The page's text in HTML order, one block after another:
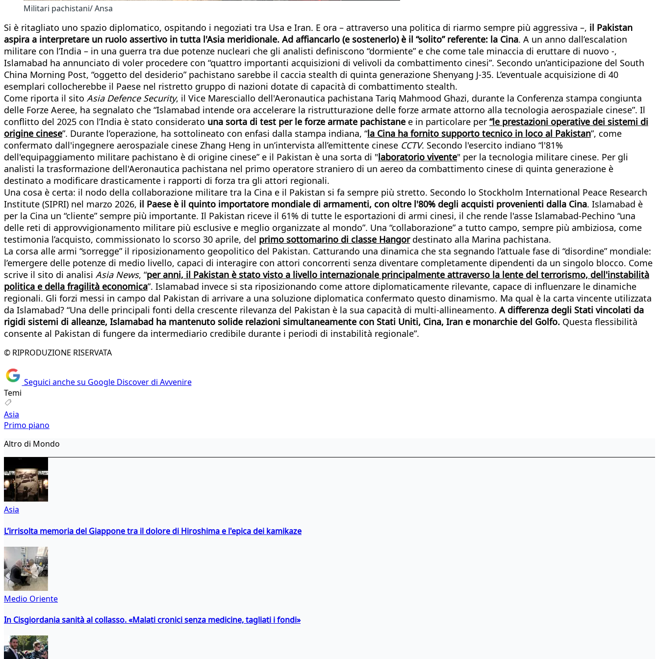
Militari pachistani/ Ansa
Si è ritagliato uno spazio diplomatico, ospitando i negoziati tra Usa e Iran. E ora – attraverso una politica di riarmo sempre più aggressiva –, il Pakistan
aspira a interpretare un ruolo assertivo in tutta l'Asia meridionale. Ad affiancarlo (e sostenerlo) è il “solito” referente: la Cina. A un anno dall’escalation
militare con l’India – in una guerra tra due potenze nucleari che gli analisti definiscono “dormiente” e che come tale minaccia di eruttare di nuovo -,
Islamabad ha annunciato di voler procedere con “quattro importanti acquisizioni di velivoli da combattimento cinesi”. Secondo un’anticipazione del South
China Morning Post, “oggetto del desiderio” pachistano sarebbe il caccia stealth di quinta generazione Shenyang J-35. L’eventuale acquisizione di 40
esemplari collocherebbe il Paese nel ristretto gruppo di nazioni dotate di capacità di combattimento stealth.
Come riporta il sito Asia Defence Security, il Vice Maresciallo dell'Aeronautica pachistana Tariq Mahmood Ghazi, durante la Conferenza stampa congiunta
delle Forze Aeree, ha segnalato che “Islamabad intende ora accelerare la ristrutturazione delle forze armate attorno alla tecnologia aerospaziale cinese”. Il
conflitto del 2025 con l’India è stato considerato una sorta di test per le forze armate pachistane e in particolare per “le prestazioni operative dei sistemi di
origine cinese”. Durante l’operazione, ha sottolineato con enfasi dalla stampa indiana, “la Cina ha fornito supporto tecnico in loco al Pakistan”, come
confermato dall'ingegnere aerospaziale cinese Zhang Heng in un’intervista all’emittente cinese CCTV. Secondo l'esercito indiano “l'81%
dell'equipaggiamento militare pachistano è di origine cinese” e il Pakistan è una sorta di "laboratorio vivente" per la tecnologia militare cinese. Per gli
analisti la trasformazione dell'Aeronautica pachistana nel primo operatore straniero di un aereo da combattimento cinese di quinta generazione è
destinato a modificare drasticamente i rapporti di forza tra gli attori regionali.
Una cosa è certa: il nodo della collaborazione militare tra la Cina e il Pakistan si fa sempre più stretto. Secondo lo Stockholm International Peace Research
Institute (SIPRI) nel marzo 2026, il Paese è il quinto importatore mondiale di armamenti, con oltre l'80% degli acquisti provenienti dalla Cina. Islamabad è
per la Cina un “cliente” sempre più importante. Il Pakistan riceve il 61% di tutte le esportazioni di armi cinesi, il che rende l'asse Islamabad-Pechino “una
delle reti di approvvigionamento militare più esclusive e meglio organizzate al mondo”. Una “collaborazione” a tutto campo, sempre più ambiziosa, come
testimonia l’acquisto, commissionato lo scorso 30 aprile, del primo sottomarino di classe Hangordestinato alla Marina pachistana.
La corsa alle armi “sorregge” il riposizionamento geopolitico del Pakistan. Catturando una dinamica che sta segnando l’attuale fase di “disordine” mondiale:
l’emergere delle potenze di medio livello, capaci di interagire con attori concorrenti senza diventare completamente dipendenti da un singolo blocco. Come
scrive il sito di analisi Asia News, “per anni, il Pakistan è stato visto a livello internazionale principalmente attraverso la lente del terrorismo, dell'instabilità
politica e della fragilità economica”. Islamabad invece si sta riposizionando come attore diplomaticamente rilevante, capace di influenzare le dinamiche
regionali. Gli forzi messi in campo dal Pakistan di arrivare a una soluzione diplomatica confermato questo dinamismo. Ma qual è la carta vincente utilizzata
da Islamabad? “Una delle principali fonti della crescente rilevanza del Pakistan è la sua capacità di multi-allineamento. A differenza degli Stati vincolati da
rigidi sistemi di alleanze, Islamabad ha mantenuto solide relazioni simultaneamente con Stati Uniti, Cina, Iran e monarchie del Golfo. Questa flessibilità
consente al Pakistan di fungere da intermediario credibile durante i periodi di instabilità regionale”.
© RIPRODUZIONE RISERVATA
Seguici anche su Google Discover di Avvenire
Temi
Asia
Primo piano
Altro di Mondo
Asia
L’irrisolta memoria del Giappone tra il dolore di Hiroshima e l'epica dei kamikaze
Medio Oriente
In Cisgiordania sanità al collasso. «Malati cronici senza medicine, tagliati i fondi»